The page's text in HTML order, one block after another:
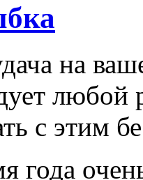
на
любой
с этим
года